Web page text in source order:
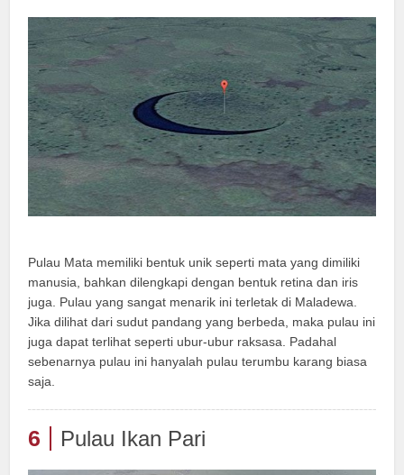
Pulau Mata memiliki bentuk unik seperti mata yang dimiliki
manusia, bahkan dilengkapi dengan bentuk retina dan iris
juga. Pulau yang sangat menarik ini terletak di Maladewa.
Jika dilihat dari sudut pandang yang berbeda, maka pulau ini
juga dapat terlihat seperti ubur-ubur raksasa. Padahal
sebenarnya pulau ini hanyalah pulau terumbu karang biasa
saja.
6 Pulau Ikan Pari